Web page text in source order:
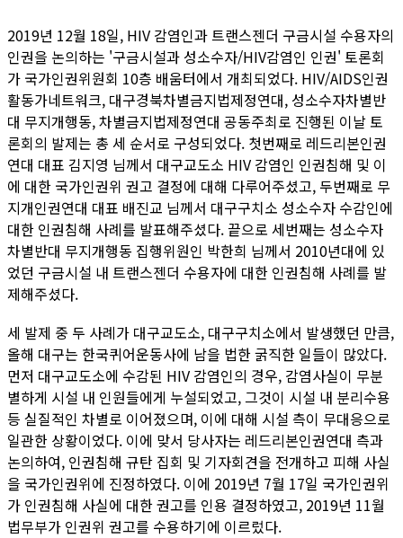
2019년 12월 18일, HIV 감염인과 트랜스젠더 구금시설 수용자의
인권을 논의하는 '구금시설과 성소수자/HIV감염인 인권' 토론회
가 국가인권위원회 10층 배움터에서 개최되었다. HIV/AIDS인권
활동가네트워크, 대구경북차별금지법제정연대, 성소수자차별반
대 무지개행동, 차별금지법제정연대 공동주최로 진행된 이날 토
론회의 발제는 총 세 순서로 구성되었다. 첫번째로 레드리본인권
연대 대표 김지영 님께서 대구교도소 HIV 감염인 인권침해 및 이
에 대한 국가인권위 권고 결정에 대해 다루어주셨고, 두번째로 무
지개인권연대 대표 배진교 님께서 대구구치소 성소수자 수감인에
대한 인권침해 사례를 발표해주셨다. 끝으로 세번째는 성소수자
차별반대 무지개행동 집행위원인 박한희 님께서 2010년대에 있
었던 구금시설 내 트랜스젠더 수용자에 대한 인권침해 사례를 발
제해주셨다.
세 발제 중 두 사례가 대구교도소, 대구구치소에서 발생했던 만큼,
올해 대구는 한국퀴어운동사에 남을 법한 굵직한 일들이 많았다.
먼저 대구교도소에 수감된 HIV 감염인의 경우, 감염사실이 무분
별하게 시설 내 인원들에게 누설되었고, 그것이 시설 내 분리수용
등 실질적인 차별로 이어졌으며, 이에 대해 시설 측이 무대응으로
일관한 상황이었다. 이에 맞서 당사자는 레드리본인권연대 측과
논의하여, 인권침해 규탄 집회 및 기자회견을 전개하고 피해 사실
을 국가인권위에 진정하였다. 이에 2019년 7월 17일 국가인권위
가 인권침해 사실에 대한 권고를 인용 결정하였고, 2019년 11월
법무부가 인권위 권고를 수용하기에 이르렀다.